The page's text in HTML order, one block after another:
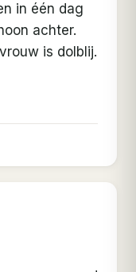
in één dag
achter.
is dolblij.